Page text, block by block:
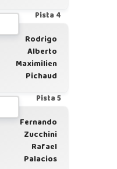
Pista 4
Rodrigo
Alberto
Maximilien
Pichaud
Pista 5
Fernando
Zucchini
Rafael
Palacios